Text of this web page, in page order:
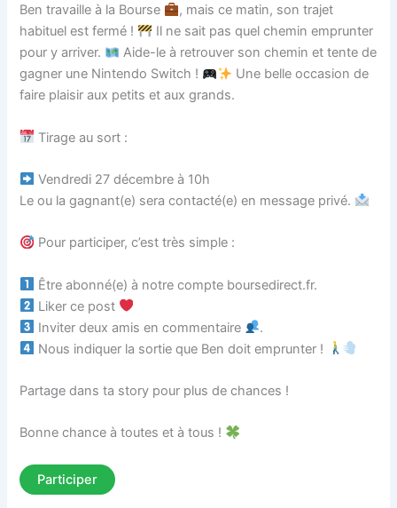
Ben travaille à la Bourse
, mais ce matin, son trajet
habituel est fermé !
Il ne sait pas quel chemin emprunter
pour y arriver.
Aide-le à retrouver son chemin et tente de
gagner une Nintendo Switch !
Une belle occasion de
faire plaisir aux petits et aux grands.
Tirage au sort :
Vendredi 27 décembre à 10h
Le ou la gagnant(e) sera contacté(e) en message privé.
Pour participer, c’est très simple :
Être abonné(e) à notre compte boursedirect.fr.
Liker ce post
Inviter deux amis en commentaire
.
Nous indiquer la sortie que Ben doit emprunter !
Partage dans ta story pour plus de chances !
Bonne chance à toutes et à tous !
Participer